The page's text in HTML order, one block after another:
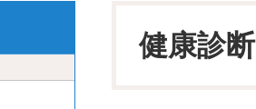
（初めて受診される方）
入院中のお部屋
病院機能評価認定
ISO 15189 認定
川
診療科・部門一覧
外来診療表
看護師特定行為研修
健康診